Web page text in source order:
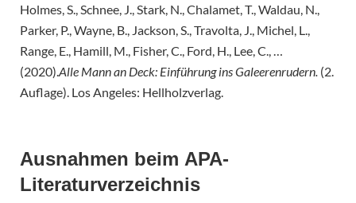
Holmes, S., Schnee, J., Stark, N., Chalamet, T., Waldau, N.,
Parker, P., Wayne, B., Jackson, S., Travolta, J., Michel, L.,
Range, E., Hamill, M., Fisher, C., Ford, H., Lee, C., …
(2020). Alle Mann an Deck: Einführung ins Galeerenrudern. (2.
Auflage). Los Angeles: Hellholzverlag.
Ausnahmen beim APA-
Literaturverzeichnis